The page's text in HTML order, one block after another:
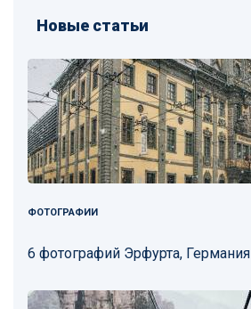
Новые статьи
ФОТОГРАФИИ
6 фотографий Эрфурта, Германия